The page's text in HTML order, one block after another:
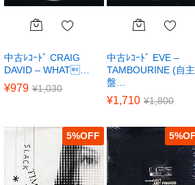
中古ﾚｺｰﾄﾞ CRAIG
DAVID – WHAT…
¥979 ¥1,030
中古ﾚｺｰﾄﾞ EVE –
TAMBOURINE (自主
盤…
¥1,710 ¥1,800
5% 5%